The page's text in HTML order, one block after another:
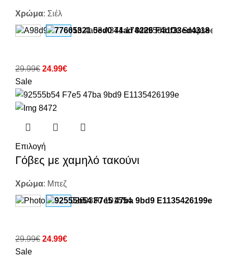
Χρώμα: Σιέλ
29.99€ 24.99€
Sale
Επιλογή
Γόβες με χαμηλό τακούνι
Χρώμα: Μπεζ
29.99€ 24.99€
Sale